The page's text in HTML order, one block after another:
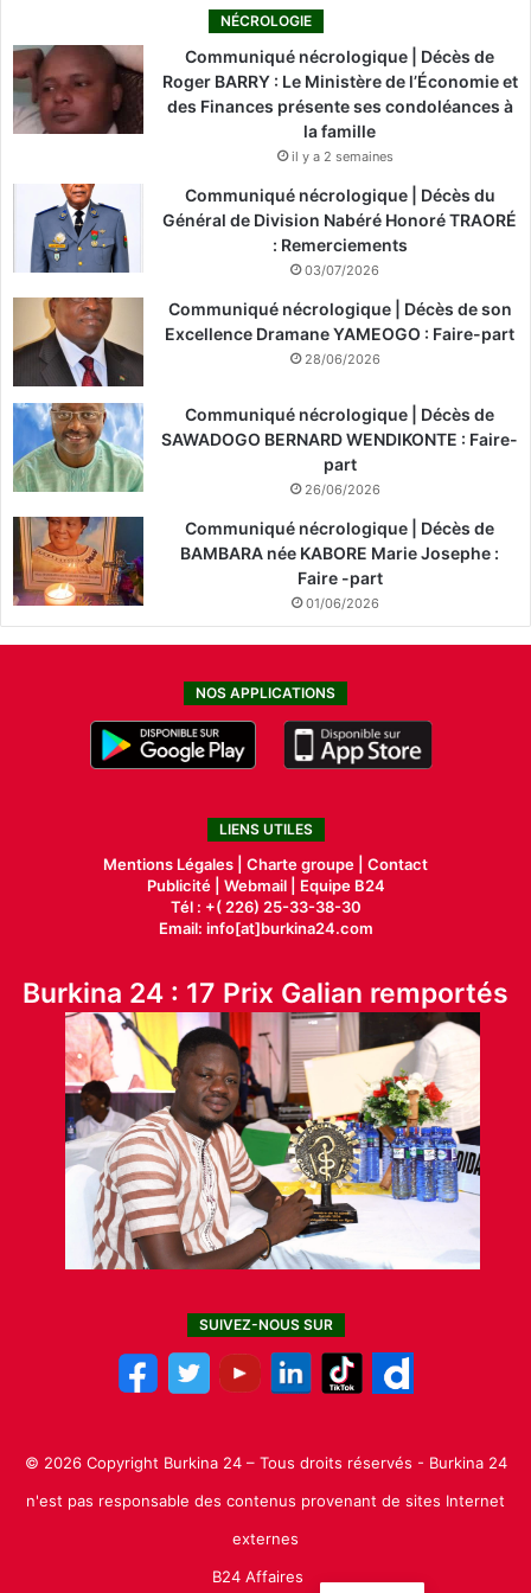
NÉCROLOGIE
Communiqué nécrologique | Décès de
Roger BARRY : Le Ministère de l’Économie et
des Finances présente ses condoléances à
la famille
il y a 2 semaines
Communiqué nécrologique | Décès du
Général de Division Nabéré Honoré TRAORÉ
: Remerciements
03/07/2026
Communiqué nécrologique | Décès de son
Excellence Dramane YAMEOGO : Faire-part
28/06/2026
Communiqué nécrologique | Décès de
SAWADOGO BERNARD WENDIKONTE : Faire-
part
26/06/2026
Communiqué nécrologique | Décès de
BAMBARA née KABORE Marie Josephe :
Faire -part
01/06/2026
NOS APPLICATIONS
LIENS UTILES
Mentions Légales | Charte groupe | Contact
Publicité| Webmail |
Equipe B24
Tél : +( 226) 25-33-38-30
Email: info[at]burkina24.com
Burkina 24 : 17 Prix Galian remportés
SUIVEZ-NOUS SUR
© 2026 Copyright Burkina 24 – Tous droits réservés - Burkina 24
n'est pas responsable des contenus provenant de sites Internet
externes
B24 Affaires